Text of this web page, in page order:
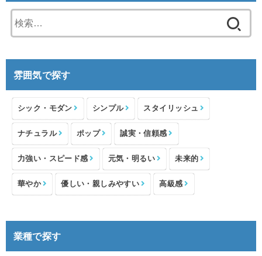
索:
雰囲気で探す
シック・モダン シンプル スタイリッシュ
ナチュラル ポップ 誠実・信頼感
力強い・スピード感 元気・明るい 未来的
華やか 優しい・親しみやすい 高級感
業種で探す